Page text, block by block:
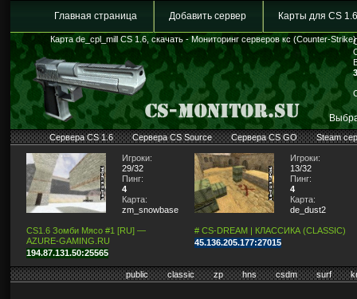
Главная страница Добавить сервер Карты для CS 1.6
Карта de_cpl_mill CS 1.6, скачать - Мониторинг серверов кс (Counter-Strike)
Сервера CS 1.6 Сервера CS Source Сервера CS GO Steam
Игроки:
29/32
Пинг:
4
Карта:
zm_snowbase
CS1.6 Зомби Мясо #1 [RU] —
AZURE-GAMING.RU
194.87.131.50:25565
Игроки:
13/32
Пинг:
4
Карта:
de_dust2
# CS-DREAM | КЛАССИКА (CLASSIC)
45.136.205.177:27015
public classic zp hns csdm surf